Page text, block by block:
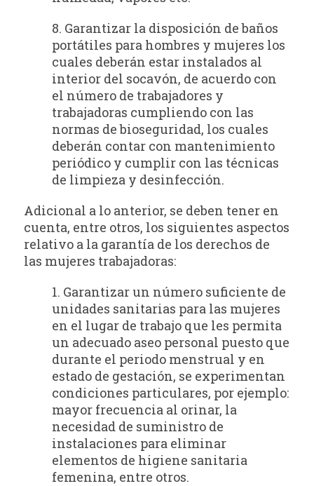
8. Garantizar la disposición de baños
portátiles para hombres y mujeres los
cuales deberán estar instalados al
interior del socavón, de acuerdo con
el número de trabajadores y
trabajadoras cumpliendo con las
normas de bioseguridad, los cuales
deberán contar con mantenimiento
periódico y cumplir con las técnicas
de limpieza y desinfección.
Adicional a lo anterior, se deben tener en
cuenta, entre otros, los siguientes aspectos
relativo a la garantía de los derechos de
las mujeres trabajadoras:
1. Garantizar un número suficiente de
unidades sanitarias para las mujeres
en el lugar de trabajo que les permita
un adecuado aseo personal puesto que
durante el periodo menstrual y en
estado de gestación, se experimentan
condiciones particulares, por ejemplo:
mayor frecuencia al orinar, la
necesidad de suministro de
instalaciones para eliminar
elementos de higiene sanitaria
femenina, entre otros.